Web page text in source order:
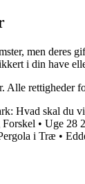
men deres
i din have
Alle rettigheder
Hvad skal du
Forskel • Uge 28
i Træ •